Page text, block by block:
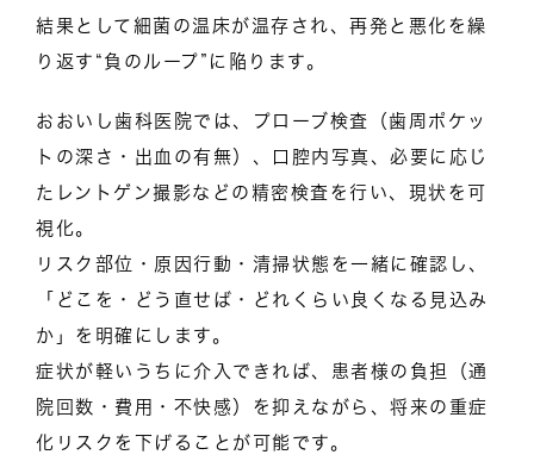
結果として細菌の温床が温存され、再発と悪化を繰
り返す“負のループ”に陥ります。
おおいし歯科医院では、プローブ検査（歯周ポケッ
トの深さ・出血の有無）、口腔内写真、必要に応じ
たレントゲン撮影などの精密検査を行い、現状を可
視化。
リスク部位・原因行動・清掃状態を一緒に確認し、
「どこを・どう直せば・どれくらい良くなる見込み
か」を明確にします。
症状が軽いうちに介入できれば、患者様の負担（通
院回数・費用・不快感）を抑えながら、将来の重症
化リスクを下げることが可能です。